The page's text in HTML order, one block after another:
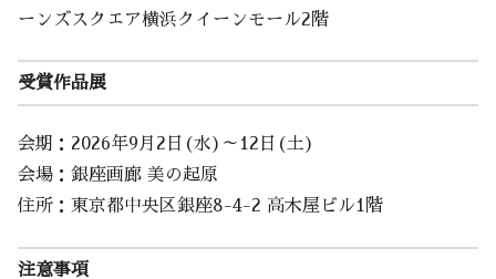
ーンズスクエア横浜クイーンモール2階
受賞作品展
会期：2026年9月2日(水)～12日(土)
会場：銀座画廊 美の起原
住所：東京都中央区銀座8-4-2 高木屋ビル1階
注意事項